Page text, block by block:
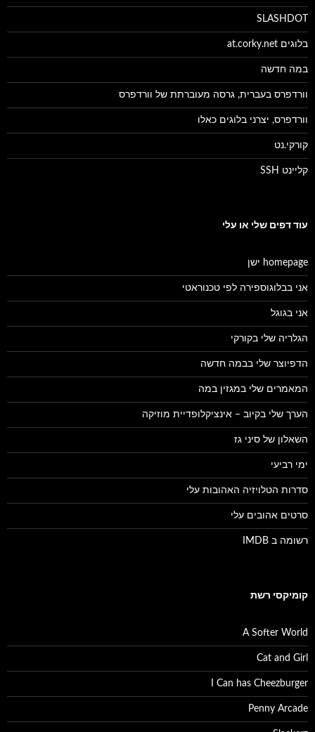
SLASHDOT
בלוגים at.corky.net
במה חדשה
וורדפרס בעברית, גרסה מעוברתת של וורדפרס
וורדפרס, יצרני בלוגים כאלו
קורקי.נט
קליינט SSH
עוד דפים שלי או עלי
homepage ישן
אני בבלוגוספירה לפי טכנוראטי
אני בגוגל
הגלריה שלי בקורקי
הדפיוצר שלי בבמה חדשה
המאמרים שלי במגזין במה
הערך שלי בקיוב – אינציקלופדיית מוזיקה
השאלון של סיני גז
ימי רביעי
סדרות הטלויזיה האהובות עלי
סרטים אהובים עלי
רשומה ב IMDB
קומיקסי רשת
A Softer World
Cat and Girl
I Can has Cheezburger
Penny Arcade